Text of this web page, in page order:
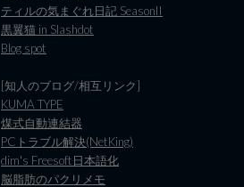
ティルの気まぐれ日記 SeasonII
黒翼猫 in Slashdot
Blog spot
[知人のブログ/相互リンク]
KUMA TYPE
煤式自動連結器
PCトラブル解決(NetKing)
dim's Freesoft日本語化
脳脂肪のパクリメモ